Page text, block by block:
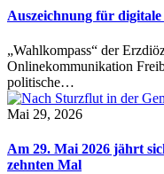
Auszeichnung für
„Wahlkompass“ der
Onlinekommunikation
politische…
Mai 29, 2026
Am 29. Mai 2026 jährt
zehnten Mal